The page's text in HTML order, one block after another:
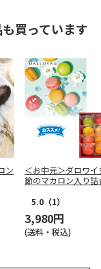
買っています
ン
＜お中元＞ダロワ
節のマカロン入り詰
5.0 （1）
3,980円
(送料・税込)